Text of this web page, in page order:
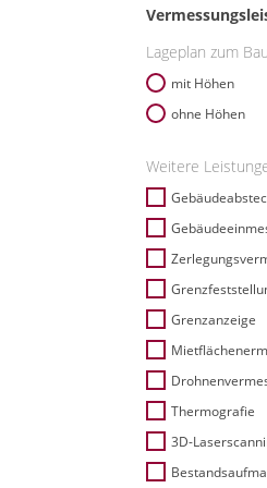
Lageplan zum
mit Höhen
ohne Höhen
Weitere
Grenzanzeige
Thermografie
3D-